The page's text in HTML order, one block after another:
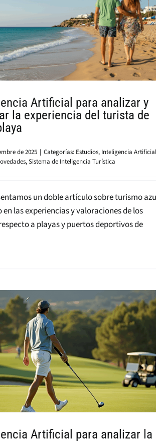
Artificial para analizar y
la experiencia del turista de
de 2025 | Categorías: Estudios, Inteligencia Artificial
,Sistema de Inteligencia Turística
un doble artículo sobre turismo
las experiencias y valoraciones de los
a playas y puertos deportivos de
Artificial para analizar la